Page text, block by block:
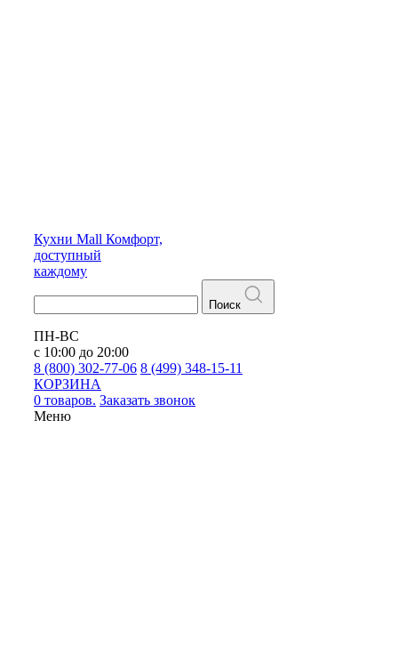
Кухни Mall Комфорт,
доступный
каждому
Поиск
ПН-ВС
с 10:00 до 20:00
8 (800) 302-77-06 8 (499) 348-15-11
КОРЗИНА
0 товаров. Заказать звонок
Меню